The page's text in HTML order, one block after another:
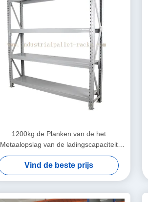
1200kg de Planken van de het
Metaalopslag van de ladingscapaciteit
voor WMS-Systeem
Vind de beste prijs